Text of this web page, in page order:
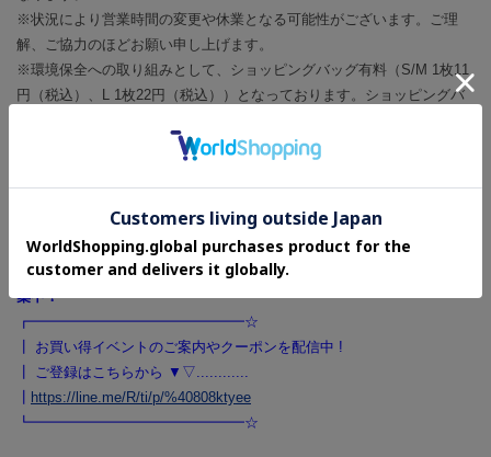
※状況により営業時間の変更や休業となる可能性がございます。ご理
解、ご協力のほどお願い申し上げます。
※環境保全への取り組みとして、ショッピングバッグ有料（S/M 1枚11
円（税込）、L 1枚22円（税込））となっております。ショッピングバ
------------------------------------
▼三井アウトレットパーク 幕張 WORLD OUTLET店ではLINE会員を募
集中！
┏━━━━━━━━━━━━━━━☆
┃ お買い得イベントのご案内やクーポンを配信中 !
┃ ご登録はこちらから ▼▽............
https://line.me/R/ti/p/%40808ktyee
┗━━━━━━━━━━━━━━━☆